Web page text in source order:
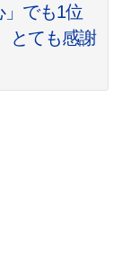
」でも1位
とても感謝